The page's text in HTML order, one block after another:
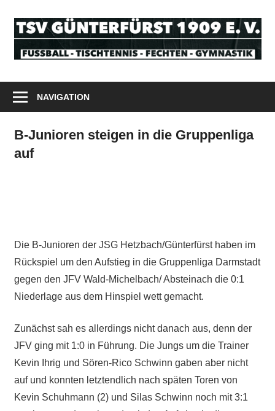
Inhalt
springen
Fußball
Gymnastik
NAVIGATION
B-Junioren steigen in die Gruppenliga
auf
Die B-Junioren der JSG Hetzbach/Günterfürst haben im
Rückspiel um den Aufstieg in die Gruppenliga Darmstadt
gegen den JFV Wald-Michelbach/ Absteinach die 0:1
Niederlage aus dem Hinspiel wett gemacht.
Zunächst sah es allerdings nicht danach aus, denn der
JFV ging mit 1:0 in Führung. Die Jungs um die Trainer
Kevin Ihrig und Sören-Rico Schwinn gaben aber nicht
auf und konnten letztendlich nach späten Toren von
Kevin Schuhmann (2) und Silas Schwinn noch mit 3:1